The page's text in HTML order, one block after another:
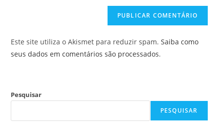
Este site utiliza o Akismet para reduzir spam.Saiba como
seus dados em comentários são processados.
Pesquisar
PESQUISAR